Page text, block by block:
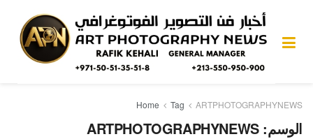
Home Tag ARTPHOTOGRAPHYNEWS
الوسم:ARTPHOTOGRAPHYNEWS